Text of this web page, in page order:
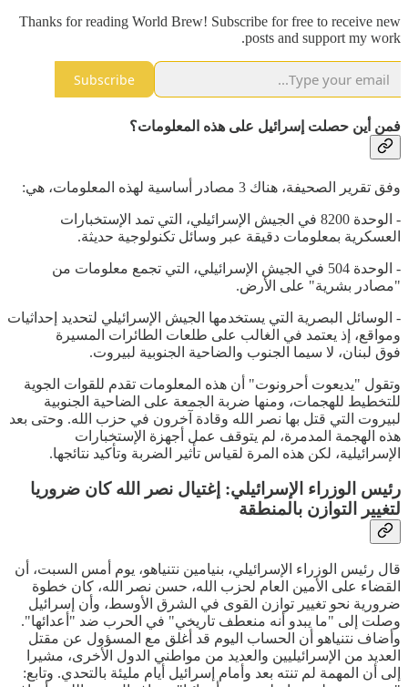
Thanks for reading World Brew! Subscribe for free to receive new
posts and support my work.
Subscribe
فمن أين حصلت إسرائيل على هذه المعلومات؟
وفق تقرير الصحيفة، هناك 3 مصادر أساسية لهذه المعلومات، هي:
- الوحدة 8200 في الجيش الإسرائيلي، التي تمد الإستخبارات
العسكرية بمعلومات دقيقة عبر وسائل تكنولوجية حديثة.
- الوحدة 504 في الجيش الإسرائيلي، التي تجمع معلومات من
"مصادر بشرية" على الأرض.
- الوسائل البصرية التي يستخدمها الجيش الإسرائيلي لتحديد إحداثيات
ومواقع، إذ يعتمد في الغالب على طلعات الطائرات المسيرة
فوق لبنان، لا سيما الجنوب والضاحية الجنوبية لبيروت.
وتقول "يديعوت أحرونوت" أن هذه المعلومات تقدم للقوات الجوية
للتخطيط للهجمات، ومنها ضربة الجمعة على الضاحية الجنوبية
لبيروت التي قتل بها نصر الله وقادة آخرون في حزب الله. وحتى بعد
هذه الهجمة المدمرة، لم يتوقف عمل أجهزة الإستخبارات
الإسرائيلية، لكن هذه المرة لقياس تأثير الضربة وتأكيد نتائجها.
رئيس الوزراء الإسرائيلي: إغتيال نصر الله كان ضروريا
لتغيير التوازن بالمنطقة
قال رئيس الوزراء الإسرائيلي، بنيامين نتنياهو، يوم أمس السبت، أن
القضاء على الأمين العام لحزب الله، حسن نصر الله، كان خطوة
ضرورية نحو تغيير توازن القوى في الشرق الأوسط، وأن إسرائيل
وصلت إلى "ما يبدو أنه منعطف تاريخي" في الحرب ضد "أعدائها".
وأضاف نتنياهو أن الحساب اليوم قد أغلق مع المسؤول عن مقتل
العديد من الإسرائيليين والعديد من مواطني الدول الأخرى، مشيرا
إلى أن المهمة لم تنته بعد وأمام إسرائيل أيام مليئة بالتحدي. وتابع: